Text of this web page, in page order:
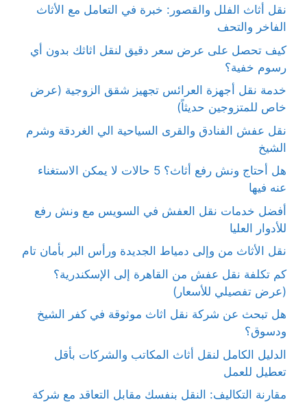
نقل أثاث الفلل والقصور: خبرة في التعامل مع الأثاث
الفاخر والتحف
كيف تحصل على عرض سعر دقيق لنقل اثاثك بدون أي
رسوم خفية؟
خدمة نقل أجهزة العرائس تجهيز شقق الزوجية (عرض
خاص للمتزوجين حديثاً)
نقل عفش الفنادق والقرى السياحية الي الغردقة وشرم
الشيخ
هل أحتاج ونش رفع أثاث؟ 5 حالات لا يمكن الاستغناء
عنه فيها
أفضل خدمات نقل العفش في السويس مع ونش رفع
للأدوار العليا
نقل الأثاث من وإلى دمياط الجديدة ورأس البر بأمان تام
كم تكلفة نقل عفش من القاهرة إلى الإسكندرية؟
(عرض تفصيلي للأسعار)
هل تبحث عن شركة نقل اثاث موثوقة في كفر الشيخ
ودسوق؟
الدليل الكامل لنقل أثاث المكاتب والشركات بأقل
تعطيل للعمل
مقارنة التكاليف: النقل بنفسك مقابل التعاقد مع شركة